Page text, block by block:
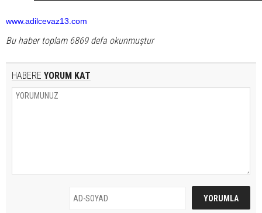
www.adilcevaz13.com
Bu haber toplam 6869 defa okunmuştur
HABERE YORUM KAT